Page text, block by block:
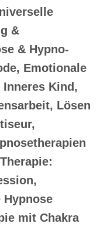
&
& Hypno-
Emotionale
Kind,
Lösen
Hypnose
mit Chakra